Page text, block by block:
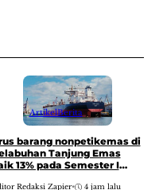
ArtikelBerita
barang nonpetikemas di
Tanjung Emas
13% pada Semester I
Redaksi Zapier• 4 jam lalu